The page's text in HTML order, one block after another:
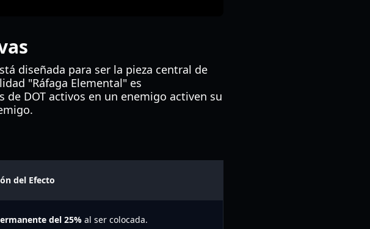
diseñada para ser la pieza central de
"Ráfaga Elemental" es
DOT activos en un enemigo activen su
del Efecto
del 25%al ser colocada.